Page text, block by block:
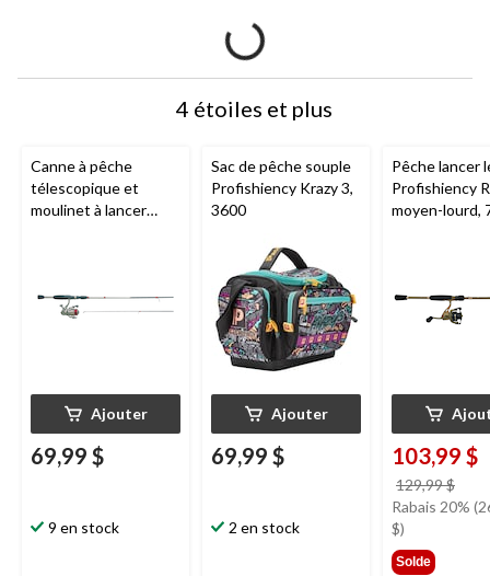
4 étoiles et plus
Canne à pêche
télescopique et
moulinet à lancer
Ajouter
69,99 $
9 en stock
Sac de pêche souple
Profishiency Krazy 3,
3600
Ajouter
69,99 $
2 en stock
Pêche lancer
Profishiency
moyen-lourd,
103,99 $
129,99 $
était
Rabais 20%
$)
Solde